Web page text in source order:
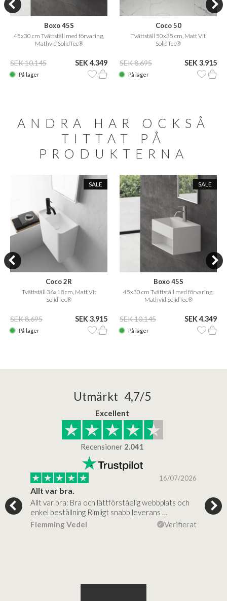
Boxo 45S
45x30 cm Tvättställ med förvaring,
Mathvid SolidTec®
SEK 10.145 SEK 4.349
På lager
Coco 50
Tvättställ 50x35 cm, Matt Vit
SolidTec®
SEK 8.695 SEK 3.915
På lager
ANDRA HAR OCKSÅ
TITTAT PÅ
PRODUKTERNA
SALE
Coco 2R
Tvättställ 36x18 cm, Matt Vit
SolidTec®
SEK 8.695 SEK 3.915
På lager
SALE
Boxo 45S
45x30 cm Tvättställ med förvaring,
Mathvid SolidTec®
SEK 10.145 SEK 4.349
På lager
Utmärkt 4,7/5
Excellent
Recensioner 2.041
16/07/2026
Allt var bra.
Allt var bra: Bra och lättförståelig webbplats och
enkel beställning Rimligt snabb leverans …
Flemming Vedel
Verifierat
Jag